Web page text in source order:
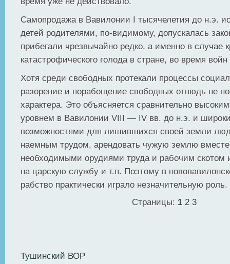
Самопродажа в Вавилонии I тысячелетия до н.э.
детей родителями, по-видимому, допускалась
прибегали чрезвычайно редко, а именно в случае
катастрофического голода в стране, во время
Хотя среди свободных протекали процессы
разорение и порабощение свободных отнюдь не
характера. Это объясняется сравнительно
уровнем в Вавилонии VIII — IV вв. до н.э. и
возможностями для лишившихся своей земли
наемным трудом, арендовать чужую землю
необходимыми орудиями труда и рабочим скотом
на царскую службу и т.п. Поэтому в
рабство практически играло незначительную роль.
Страницы: 1 2 3
Тушинский ВОР